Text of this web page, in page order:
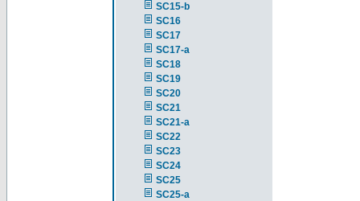
SC15-b
SC16
SC17
SC17-a
SC18
SC19
SC20
SC21
SC21-a
SC22
SC23
SC24
SC25
SC25-a